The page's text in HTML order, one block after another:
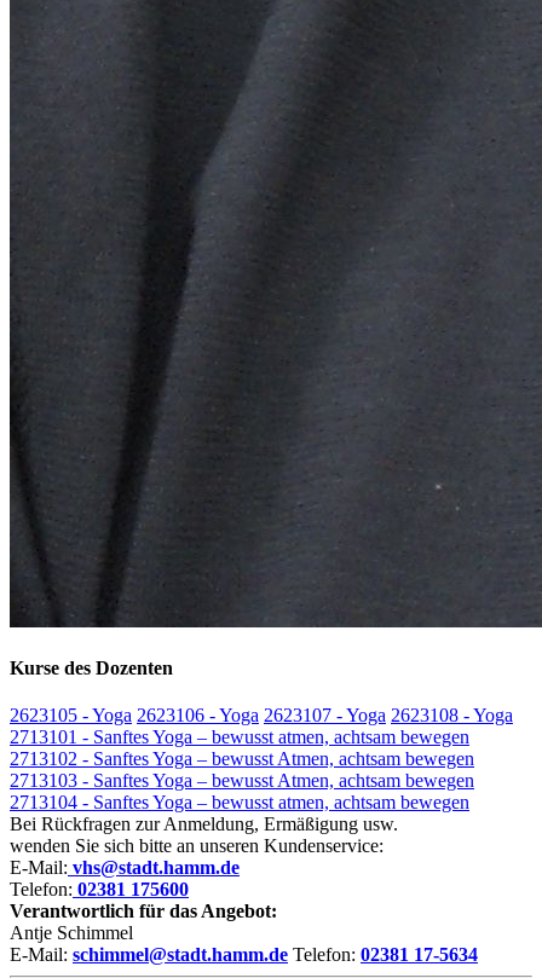
Kurse des Dozenten
2623105 - Yoga 2623106 - Yoga 2623107 - Yoga 2623108 - Yoga
2713101 - Sanftes Yoga – bewusst atmen, achtsam bewegen
2713102 - Sanftes Yoga – bewusst Atmen, achtsam bewegen
2713103 - Sanftes Yoga – bewusst Atmen, achtsam bewegen
2713104 - Sanftes Yoga – bewusst atmen, achtsam bewegen
Bei Rückfragen zur Anmeldung, Ermäßigung usw.
wenden Sie sich bitte an unseren Kundenservice:
E-Mail: vhs@stadt.hamm.de
Telefon: 02381 175600
Verantwortlich für das Angebot:
Antje Schimmel
E-Mail: schimmel@stadt.hamm.de Telefon: 02381 17-5634